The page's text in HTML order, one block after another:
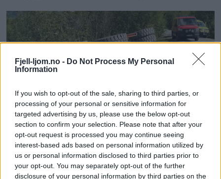
Fjell-ljom.no - Do Not Process My Personal
Information
If you wish to opt-out of the sale, sharing to third parties, or
processing of your personal or sensitive information for
targeted advertising by us, please use the below opt-out
section to confirm your selection. Please note that after your
opt-out request is processed you may continue seeing
interest-based ads based on personal information utilized by
us or personal information disclosed to third parties prior to
your opt-out. You may separately opt-out of the further
disclosure of your personal information by third parties on the
Gravemaskin i grøfta under grøfting